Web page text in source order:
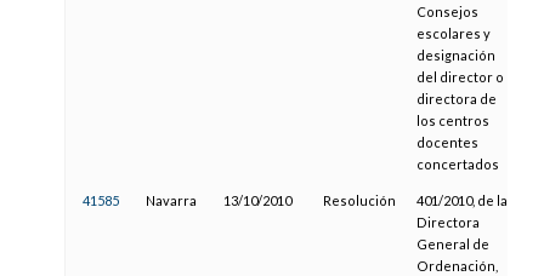
Consejos
escolares y
designación
del director o
directora de
los centros
docentes
concertados
41585 Navarra 13/10/2010 Resolución
401/2010, de la
Directora
General de
Ordenación,